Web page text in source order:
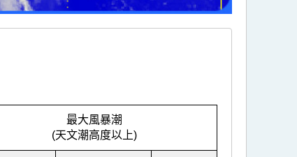
最大風暴潮
(天文潮高度以上)